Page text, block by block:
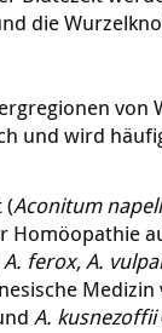
die
von
und wird
(Aconitum
Homöopathie
ferox, A.
A. kusnezoffii